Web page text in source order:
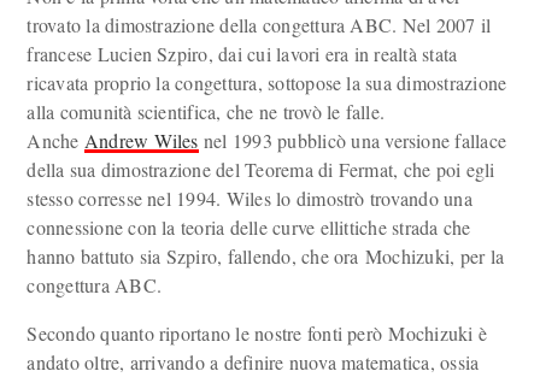
trovato la dimostrazione della congettura ABC. Nel 2007 il
francese Lucien Szpiro, dai cui lavori era in realtà stata
ricavata proprio la congettura, sottopose la sua dimostrazione
alla comunità scientifica, che ne trovò le falle.
Anche Andrew Wiles nel 1993 pubblicò una versione fallace
della sua dimostrazione del Teorema di Fermat, che poi egli
stesso corresse nel 1994. Wiles lo dimostrò trovando una
connessione con la teoria delle curve ellittiche strada che
hanno battuto sia Szpiro, fallendo, che ora Mochizuki, per la
congettura ABC.
Secondo quanto riportano le nostre fonti però Mochizuki è
andato oltre, arrivando a definire nuova matematica, ossia